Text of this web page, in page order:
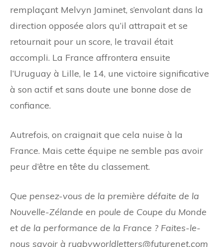
remplaçant Melvyn Jaminet, s’envolant dans la
direction opposée alors qu’il attrapait et se
retournait pour un score, le travail était
accompli. La France affrontera ensuite
l’Uruguay à Lille, le 14, une victoire significative
à son actif et sans doute une bonne dose de
confiance.
Autrefois, on craignait que cela nuise à la
France. Mais cette équipe ne semble pas avoir
peur d’être en tête du classement.
Que pensez-vous de la première défaite de la
Nouvelle-Zélande en poule de Coupe du Monde
et de la performance de la France ? Faites-le-
nous savoir à rugbyworldletters@futurenet.com